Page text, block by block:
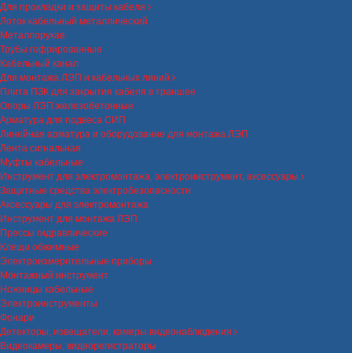
Для прокладки и защиты кабеля
Лоток кабельный металлический
Металлорукав
Трубы гофрированные
Кабельный канал
Для монтажа ЛЭП и кабельных линий
Плита ПЗК для закрытия кабеля в траншее
Опоры ЛЭП железобетонные
Арматура для подвеса СИП
Линейная арматура и оборудование для монтажа ЛЭП
Лента сигнальная
Муфты кабельные
Инструмент для электромонтажа, электроинструмент, аксессуары
Защитные средства электробезопасности
Аксессуары для электромонтажа
Инструмент для монтажа ЛЭП
Прессы гидравлические
Клещи обжимные
Электроизмерительные приборы
Монтажный инструмент
Ножницы кабельные
Электроинструменты
Фонари
Детекторы, извещатели, камеры видеонаблюдения
Видеокамеры, видеорегистраторы